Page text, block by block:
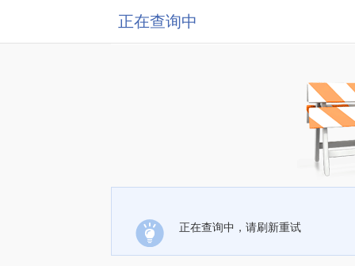
正在查询中
正在查询中，请刷新重试